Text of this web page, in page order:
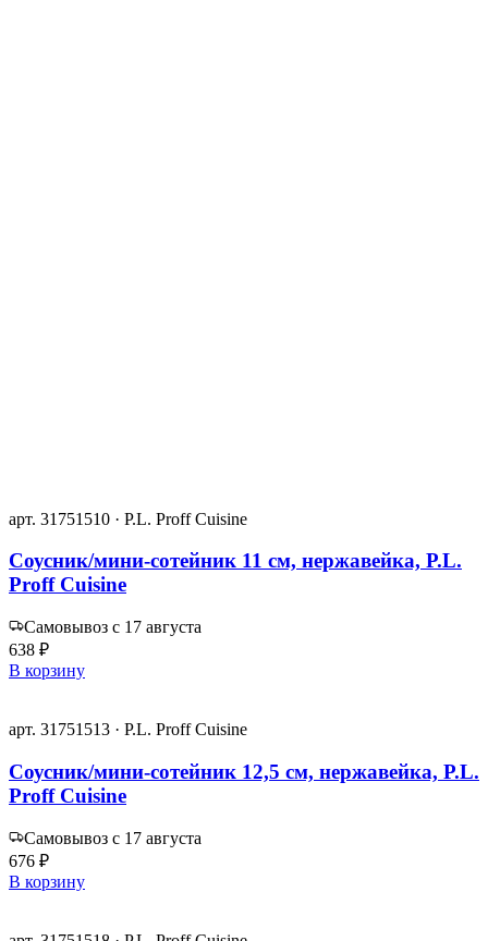
арт. 31751510 · P.L. Proff Cuisine
Соусник/мини-сотейник 11 см, нержавейка, P.L.
Proff Cuisine
Самовывоз с 17 августа
638 ₽
В корзину
арт. 31751513 · P.L. Proff Cuisine
Соусник/мини-сотейник 12,5 см, нержавейка, P.L.
Proff Cuisine
Самовывоз с 17 августа
676 ₽
В корзину